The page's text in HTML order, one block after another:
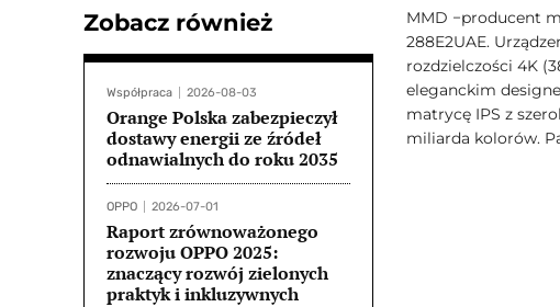
Zobacz również
Współpraca 2026-08-03
Orange Polska zabezpieczył
dostawy energii ze źródeł
odnawialnych do roku 2035
OPPO 2026-07-01
Raport zrównoważonego
rozwoju OPPO 2025:
znaczący rozwój zielonych
praktyk i inkluzywnych
MMD −producent
288E2UAE.
rozdzielczości 4K
eleganckim
matrycę IPS z
miliarda kolorów.